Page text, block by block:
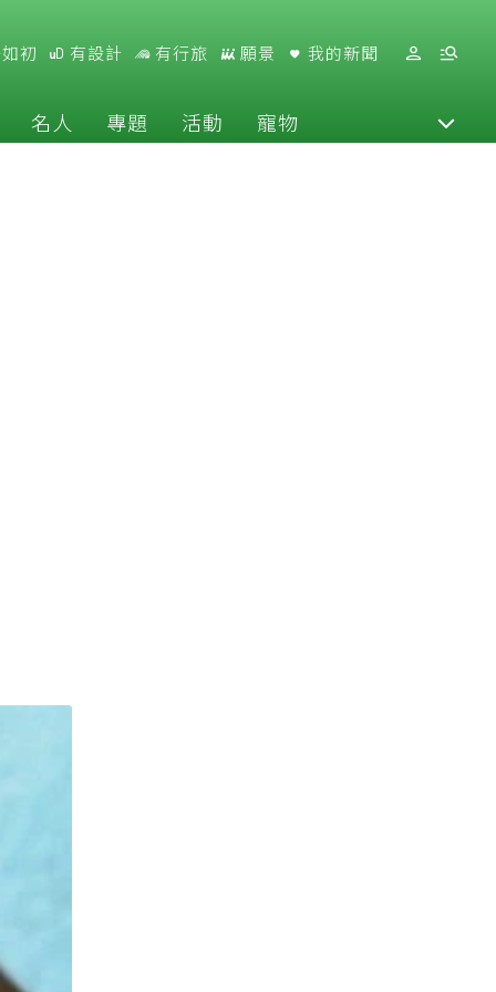
初 有設計 有行旅 願景 我的新聞
名人 專題 活動 寵物